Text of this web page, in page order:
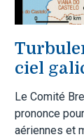
ciel
Le Comité
prononce
aériennes et